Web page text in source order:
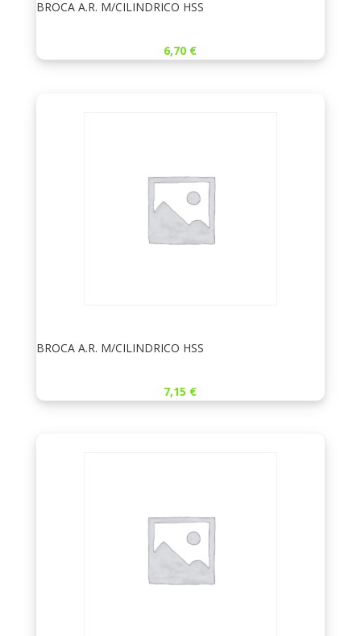
BROCA A.R. M/CILINDRICO HSS
6,70 €
BROCA A.R. M/CILINDRICO HSS
7,15 €